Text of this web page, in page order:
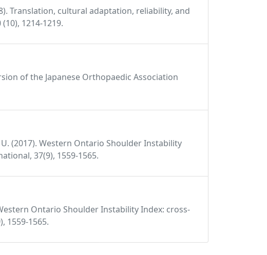
Translation, cultural adaptation, reliability, and
1214-1219.
of the Japanese Orthopaedic Association
U. (2017). Western Ontario Shoulder Instability
37(9), 1559-1565.
Western Ontario Shoulder Instability Index: cross-
1559-1565.